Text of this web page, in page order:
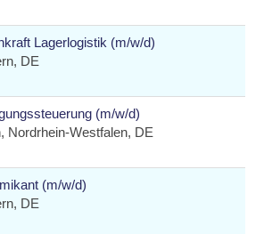
Lagerlogistik (m/w/d)
DE
(m/w/d)
Nordrhein-Westfalen, DE
(m/w/d)
DE